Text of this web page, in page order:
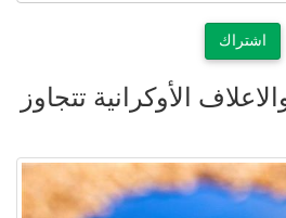
اشتراك
الأوكرانية تتجاوز